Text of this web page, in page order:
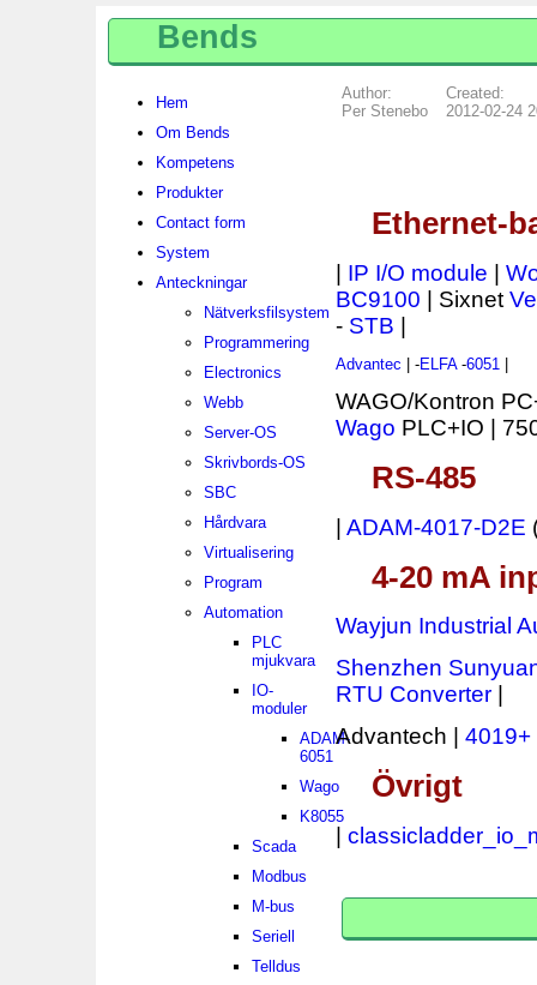
Bends
Hem
Om Bends
Kompetens
Produkter
Contact form
System
Anteckningar
Nätverksfilsystem
Programmering
Electronics
Webb
Server-OS
Skrivbords-OS
SBC
Hårdvara
Virtualisering
Program
Automation
PLC
mjukvara
IO-
moduler
ADAM-
6051
Wago
K8055
Scada
Modbus
M-bus
Seriell
Telldus
Author:
Per Stenebo
Created:
2012-02-24
Ethernet-
IP I/O module
BC9100 | Sixnet
- STB
Advantec | -ELFA-6051
WAGO/Kontron
Wago PLC+IO |
RS-485
| ADAM-4017-D2E
4-20 mA
Wayjun Industrial
Shenzhen
RTU Converter
Advantech | 4019+
Övrigt